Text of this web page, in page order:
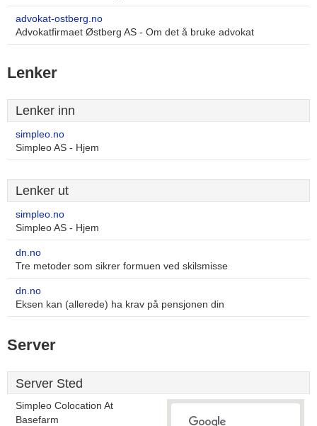
advokat-ostberg.no
Advokatfirmaet Østberg AS - Om det å bruke advokat
Lenker
Lenker inn
simpleo.no
Simpleo AS - Hjem
Lenker ut
simpleo.no
Simpleo AS - Hjem
dn.no
Tre metoder som sikrer formuen ved skilsmisse
dn.no
Eksen kan (allerede) ha krav på pensjonen din
Server
Server Sted
Simpleo Colocation At
Basefarm